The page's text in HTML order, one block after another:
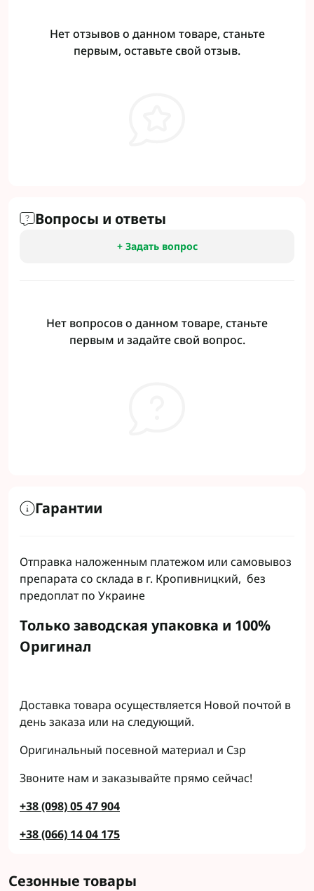
Нет отзывов о данном товаре, станьте
первым, оставьте свой отзыв.
Вопросы и ответы
+ Задать вопрос
Нет вопросов о данном товаре, станьте
первым и задайте свой вопрос.
Гарантии
Отправка наложенным платежом или самовывоз
препарата со склада в г. Кропивницкий, без
предоплат по Украине
Только заводская упаковка и 100%
Оригинал
Доставка товара осуществляется Новой почтой в
день заказа или на следующий.
Оригинальный посевной материал и Сзр
Звоните нам и заказывайте прямо сейчас!
+38 (098) 05 47 904
+38 (066) 14 04 175
Сезонные товары